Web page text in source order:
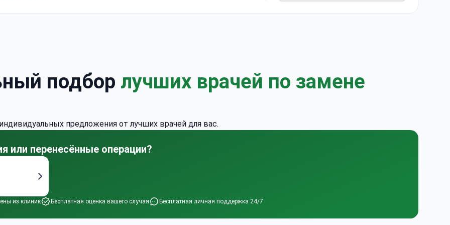
не применяется).
подбор лучших врачей по замене
предложения от лучших врачей для вас.
или перенесённые операции?
из клиник Бесплатная оценка вашего случая Бесплатная личная поддержка 24/7